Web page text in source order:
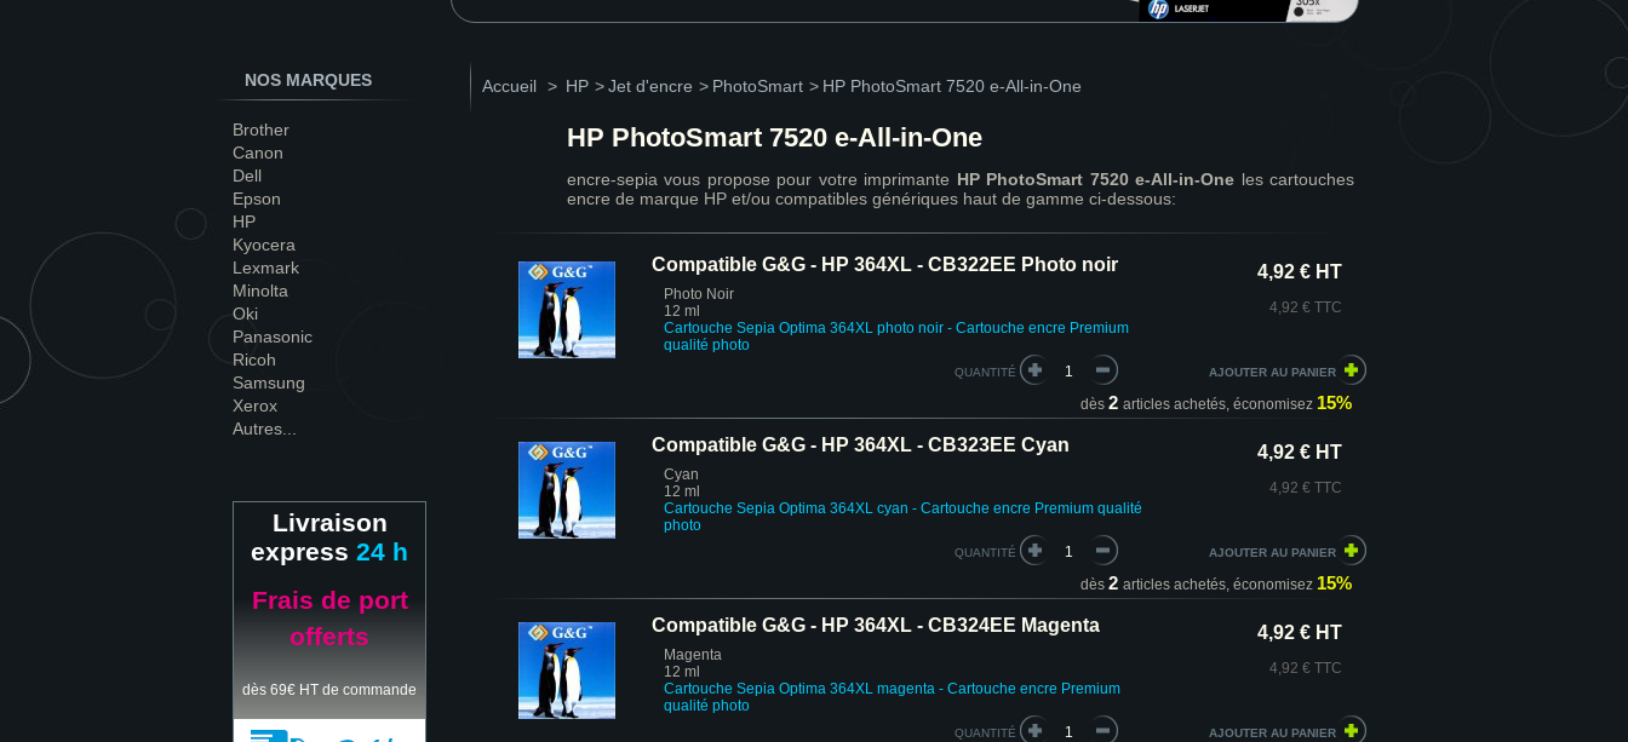
NOS MARQUES
Brother
Canon
Dell
Epson
HP
Kyocera
Lexmark
Minolta
Oki
Panasonic
Ricoh
Samsung
Xerox
Autres...
Livraison
express 24 h
Frais de port
offerts
dès 69€ HT de commande
Accueil > HP >Jet d'encre > PhotoSmart > HP PhotoSmart 7520 e-All-in-One
HP PhotoSmart 7520 e-All-in-One
encre-sepia vous propose pour votre imprimante HP PhotoSmart 7520 e-All-in-One les cartouches
encre de marque HP et/ou compatibles génériques haut de gamme ci-dessous:
Compatible G&G - HP 364XL - CB322EE Photo noir
Photo Noir
12 ml
Cartouche Sepia Optima 364XL photo noir - Cartouche encre Premium
qualité photo
4,92 € HT
4,92 € TTC
QUANTITÉ
dès 2 articles achetés, économisez 15%
Compatible G&G - HP 364XL - CB323EE Cyan
Cyan
12 ml
Cartouche Sepia Optima 364XL cyan - Cartouche encre Premium qualité
photo
4,92 € HT
4,92 € TTC
QUANTITÉ
dès 2 articles achetés, économisez 15%
Compatible G&G - HP 364XL - CB324EE Magenta
Magenta
12 ml
Cartouche Sepia Optima 364XL magenta - Cartouche encre Premium
qualité photo
4,92 € HT
4,92 € TTC
QUANTITÉ